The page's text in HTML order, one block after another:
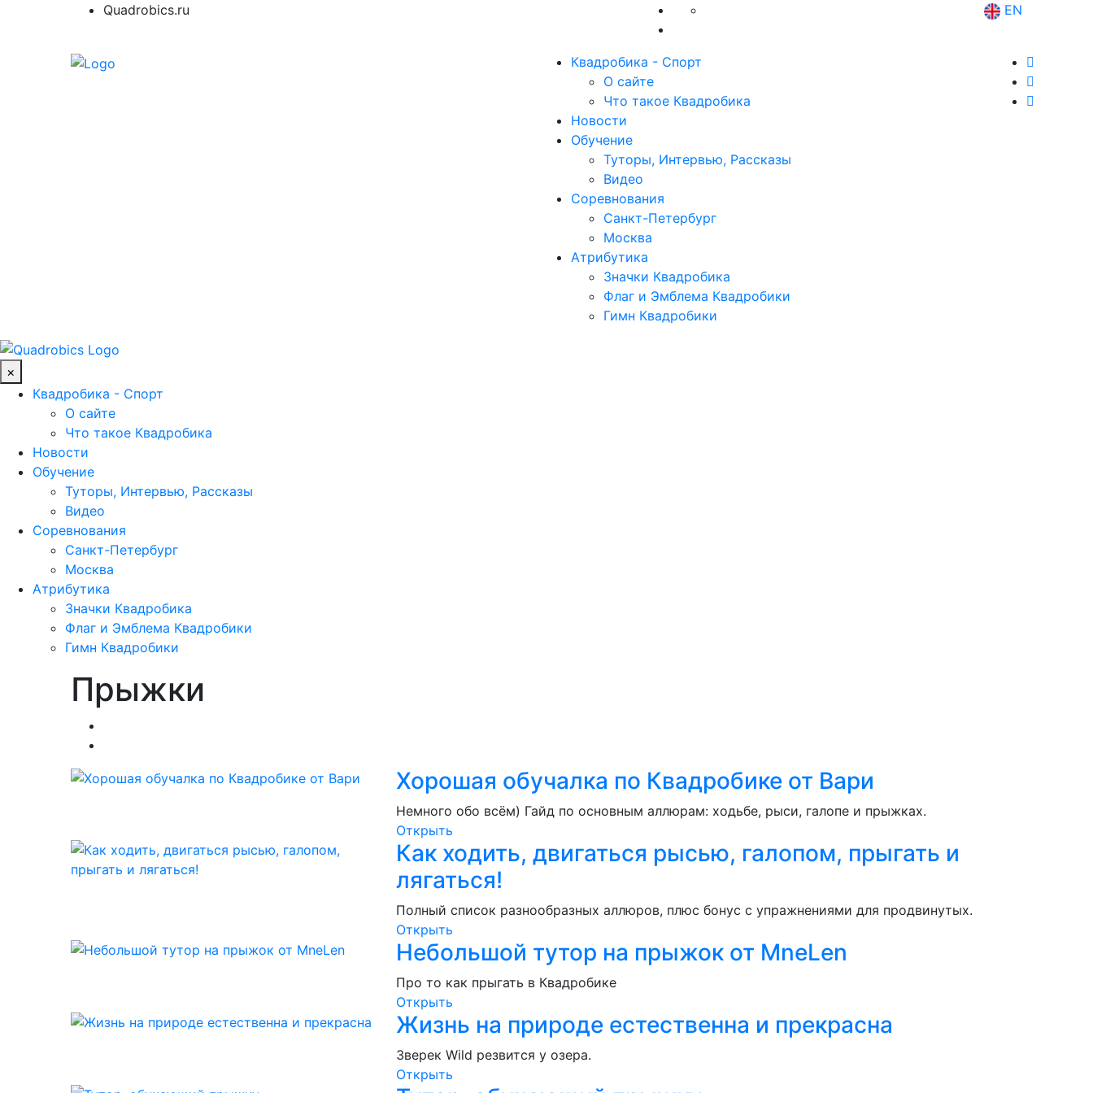
Quadrobics.ru EN
Квадробика - Спорт
О сайте
Что такое Квадробика
Новости
Обучение
Туторы, Интервью, Рассказы
Видео
Соревнования
Санкт-Петербург
Москва
Атрибутика
Значки Квадробика
Флаг и Эмблема Квадробики
Гимн Квадробики
×
Квадробика - Спорт
О сайте
Что такое Квадробика
Новости
Обучение
Туторы, Интервью, Рассказы
Видео
Соревнования
Санкт-Петербург
Москва
Атрибутика
Значки Квадробика
Флаг и Эмблема Квадробики
Гимн Квадробики
Прыжки
Хорошая обучалка по Квадробике от Вари
Немного обо всём) Гайд по основным аллюрам: ходьбе, рыси, галопе и прыжках.
Открыть
Как ходить, двигаться рысью, галопом, прыгать и
лягаться!
Полный список разнообразных аллюров, плюс бонус с упражнениями для продвинутых.
Открыть
Небольшой тутор на прыжок от MneLen
Про то как прыгать в Квадробике
Открыть
Жизнь на природе естественна и прекрасна
Зверек Wild резвится у озера.
Открыть